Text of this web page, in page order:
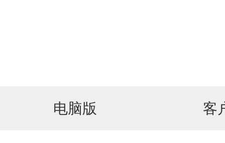
电脑版 客